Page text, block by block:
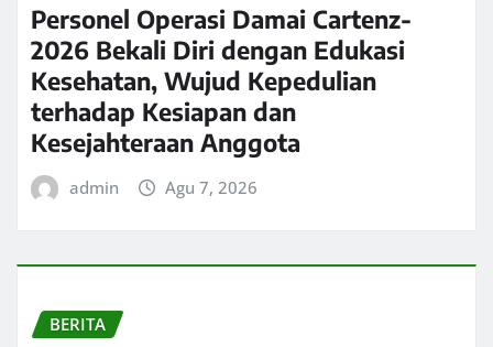
Personel Operasi Damai Cartenz-
2026 Bekali Diri dengan Edukasi
Kesehatan, Wujud Kepedulian
terhadap Kesiapan dan
Kesejahteraan Anggota
admin Agu 7, 2026
BERITA